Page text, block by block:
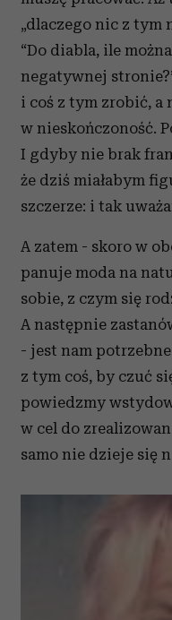
Partnerzy mogą
otrzymanymi od Ciebie
„dlaczego nic z tym
“Do diabla, ile
negatywnej
i coś z tym zrobić, a
w nieskończoność.
I gdyby nie brak
że dziś miałabym
szczerze: i tak
A zatem - skoro w
panuje moda na
sobie, z czym się
A następnie
- jest nam
z tym coś, by czuć
powiedzmy
w cel do
samo nie dzieje się